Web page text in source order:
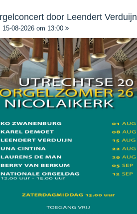
door Leendert Verduijn
15-08-2026 om 13:00